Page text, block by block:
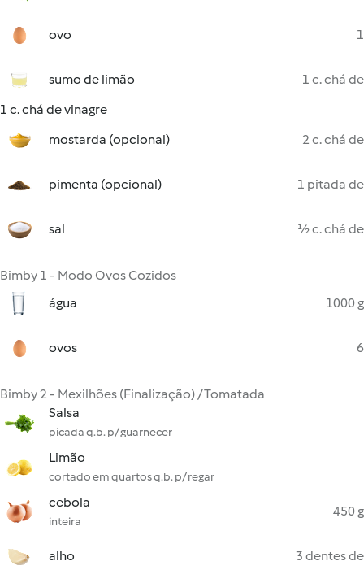
ovo 1
sumo de limão
1 c. chá de
1 c. chá de vinagre
mostarda (opcional)
2 c. chá de
pimenta (opcional) 1 pitada de
sal ½ c. chá de
Bimby 1 - Modo Ovos Cozidos
água
1000 g
ovos 6
Bimby 2 - Mexilhões (Finalização) / Tomatada
Salsa
picada q.b. p/ guarnecer
Limão
cortado em quartos q.b. p/ regar
cebola
inteira
450 g
alho 3 dentes de